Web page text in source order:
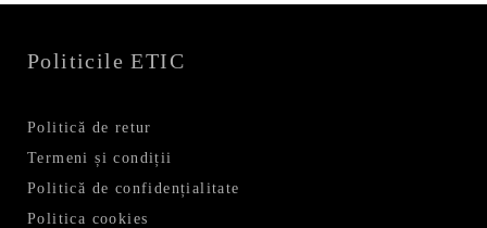
Politicile ETIC
Politică de retur
Termeni și condiții
Politică de confidențialitate
Politica cookies